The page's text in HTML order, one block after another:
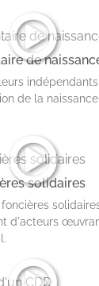
de
de la
solidaires
d'acteurs